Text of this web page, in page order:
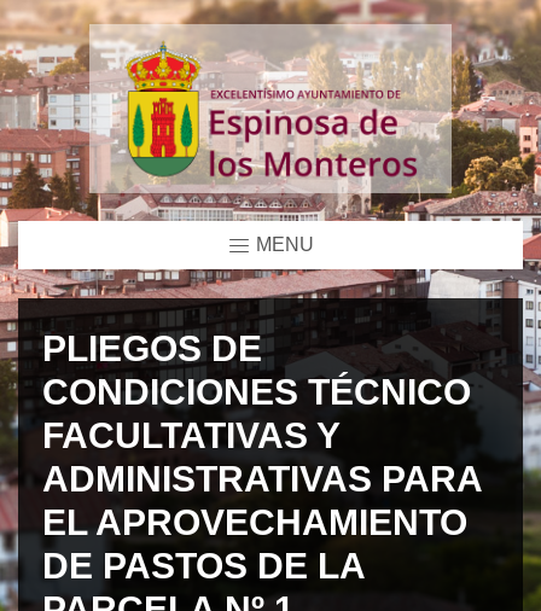
MENU
PLIEGOS DE
CONDICIONES TÉCNICO
FACULTATIVAS Y
ADMINISTRATIVAS PARA
EL APROVECHAMIENTO
DE PASTOS DE LA